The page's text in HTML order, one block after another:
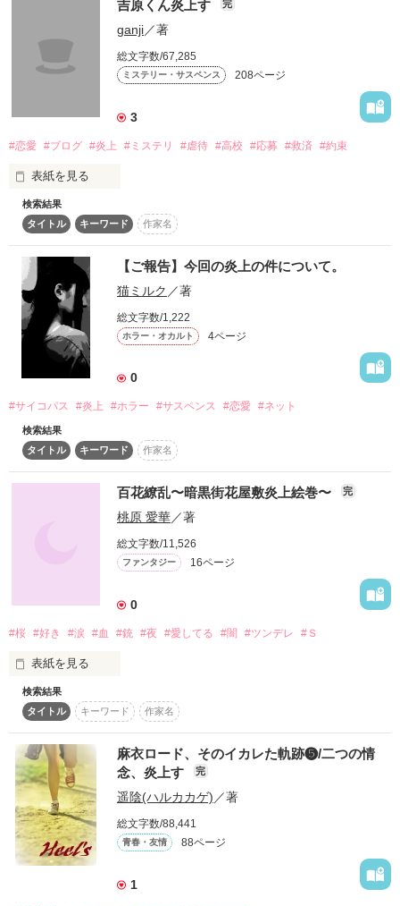
ブヒロインの娘として。
聖女を輩出するパラディオ伯爵家の令嬢エステイアとなるも、
攻略対象の婚約者は浮気者のクズ男。しかも結婚当日に親友王
女に寝取られて婚約破棄になってしまった。
クズ男と婚約をまとめた父親もクズだ。前世の推しキャラだっ
こうなったら、言葉にしないだけで両片想いのまま諦めていた
隣国王弟、攻略し直します！
作品を読む
吉原くん炎上す 完
ganji／著
総文字数/67,285
ミステリー・サスペンス 208ページ
3
#恋愛 #ブログ #炎上 #ミステリ #虐待 #高校 #応募 #救済 #約束
表紙を見る
吉原くんは炎上した
火をつけたら直ぐに
燃え広がった
すごく綺麗に
･･･でも･･･
再び救助するのも私の仕事
燃料を投下し続けた
癖に彼を救う矛盾
それが私の役目だった
━━━━━━━…‥
ブログを炎上させる麻美
自分のブログ炎上を
ただ見つめる吉原くん
ブログ炎上の先に
ある結末とは？
作品を読む
検索結果
タイトル
キーワード 作家名
【ご報告】今回の炎上の件について。
猫ミルク ／著
総文字数/1,222
ホラー・オカルト 4ページ
0
#サイコパス #炎上 #ホラー #サスペンス #恋愛 #ネット
検索結果
タイトル
キーワード 作家名
百花繚乱〜暗黒街花屋敷炎上絵巻〜 完
桃原 愛華／著
総文字数/11,526
ファンタジー 16ページ
0
#桜 #好き #涙 #血 #銃 #夜 #愛してる #闇 #ツンデレ #Ｓ
表紙を見る
血塗られた道は
どこまで続くか………。
終焉はいつ迎えるか……。
先の見えない闇が
いつまでも俺を付きまとう。
今日も花街を
冷たい鬼が血を啜りながら
歩いていく……。
検索結果
タイトル
キーワード 作家名
麻衣ロード、そのイカレた軌跡❺/二つの情
念、炎上す
完
遥陰(ハルカカゲ)／著
総文字数/88,441
青春・友情 88ページ
1